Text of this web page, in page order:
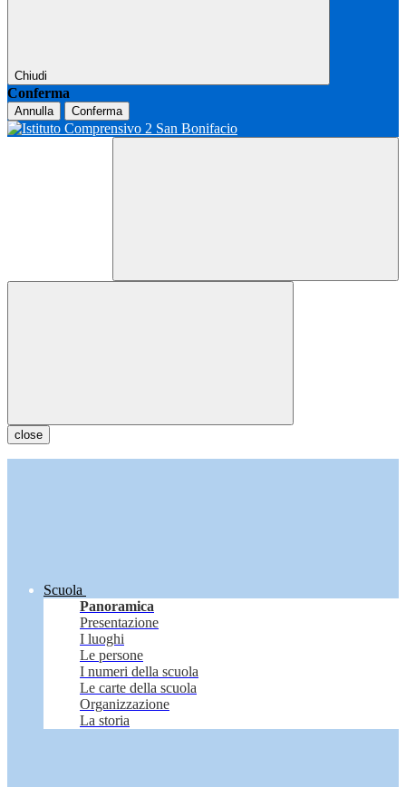
Chiudi
Conferma
Annulla Conferma
close
Scuola
Panoramica
Presentazione
I luoghi
Le persone
I numeri della scuola
Le carte della scuola
Organizzazione
La storia